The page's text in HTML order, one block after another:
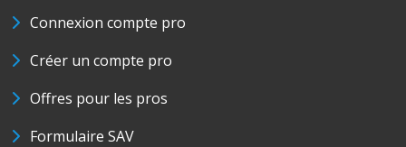
Connexion compte pro
Créer un compte pro
Offres pour les pros
Formulaire SAV